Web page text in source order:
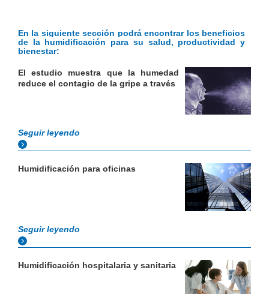
En la siguiente sección podrá encontrar los beneficios
de la humidificación para su salud, productividad y
bienestar:
El estudio muestra que la humedad
reduce el contagio de la gripe a través
Seguir leyendo
Humidificación para oficinas
Seguir leyendo
Humidificación hospitalaria y sanitaria